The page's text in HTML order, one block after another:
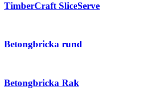
TimberCraft SliceServe
Betongbricka rund
Betongbricka Rak